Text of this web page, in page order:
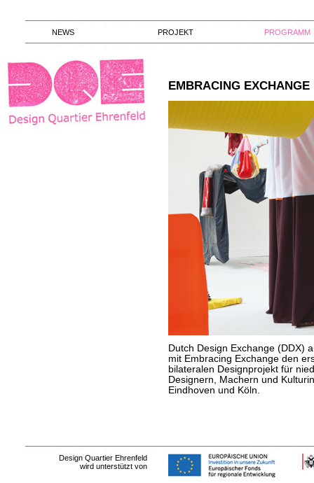
NEWS PROJEKT PROGRAMM
EMBRACING EXCHANGE
Dutch Design Exchange (DDX)
mit Embracing Exchange den
bilateralen Designprojekt für
Designern, Machern und
Eindhoven und Köln.
Design Quartier Ehrenfeld
wird unterstützt von